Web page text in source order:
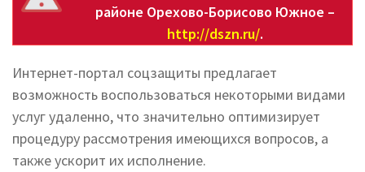
районе Орехово-Борисово Южное –
http://dszn.ru/.
Интернет-портал соцзащиты предлагает
возможность воспользоваться некоторыми видами
услуг удаленно, что значительно оптимизирует
процедуру рассмотрения имеющихся вопросов, а
также ускорит их исполнение.